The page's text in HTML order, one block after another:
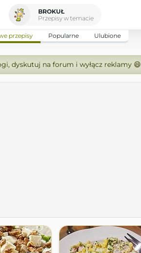
BROKUŁ
Przepisy w temacie
przepisy Popularne Ulubione
dyskutuj na forum i wyłącz reklamy 😄